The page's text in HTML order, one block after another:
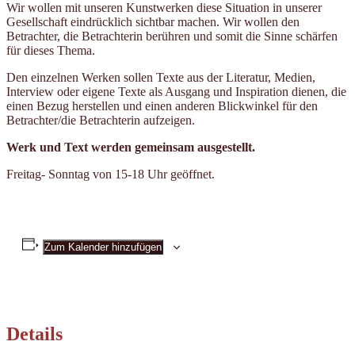
Wir wollen mit unseren Kunstwerken diese Situation in unserer
Gesellschaft eindrücklich sichtbar machen. Wir wollen den
Betrachter, die Betrachterin berühren und somit die Sinne schärfen
für dieses Thema.
Den einzelnen Werken sollen Texte aus der Literatur, Medien,
Interview oder eigene Texte als Ausgang und Inspiration dienen, die
einen Bezug herstellen und einen anderen Blickwinkel für den
Betrachter/die Betrachterin aufzeigen.
Werk und Text werden gemeinsam ausgestellt.
Freitag- Sonntag von 15-18 Uhr geöffnet.
Zum Kalender hinzufügen
Details